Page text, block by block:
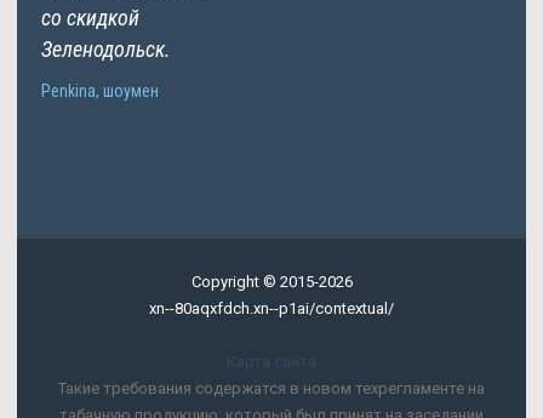
со скидкой
Зеленодольск.
Penkina, шоумен
Copyright © 2015-2026
xn--80aqxfdch.xn--p1ai/contextual/
Карта сайта
Такие требования содержатся в новом техрегламенте на